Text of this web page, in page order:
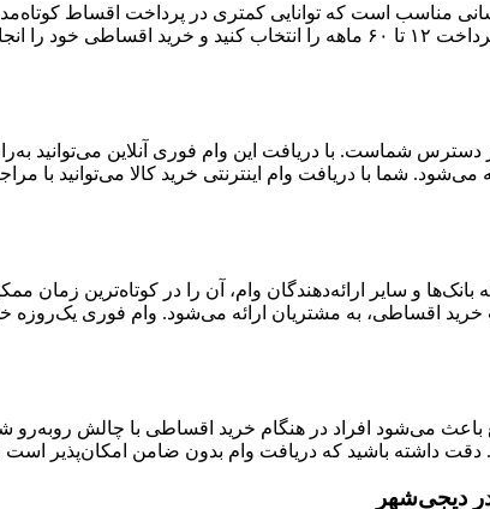
۶۰ ماهه برای کسانی مناسب است که توانایی کمتری در پرداخت
را انجام دهید.
دسترس شماست. با دریافت این وام فوری آنلاین می‌توانید
شما با دریافت وام اینترنتی خرید کالا می‌توانید با
بانک‌ها و سایر ارائه‌دهندگان وام، آن را در کوتاه‌ترین
خرید اقساطی، به مشتریان ارائه می‌شود. وام فوری
باعث می‌شود افراد در هنگام خرید اقساطی با چالش
دقت داشته باشید که دریافت وام بدون ضامن امکان‌پذیر است
دیجی‌شهر